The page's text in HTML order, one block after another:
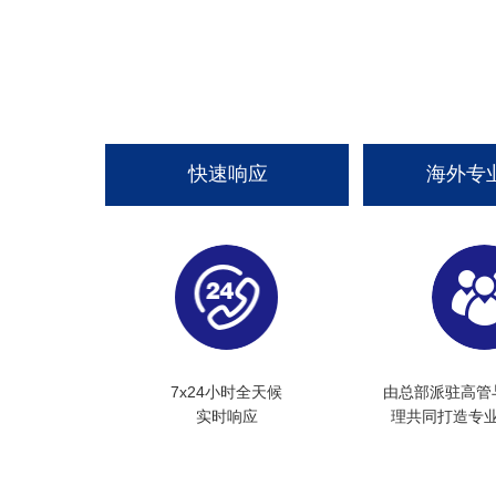
7x24小时全天候
实时响应
快速响应
由总部派驻高
理共同打造专
海外专